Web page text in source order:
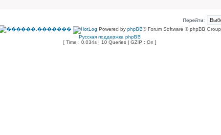
Перейти:
Powered by phpBB® Forum Software © phpBB Group
Русская поддержка phpBB
[ Time : 0.034s | 10 Queries | GZIP : On ]